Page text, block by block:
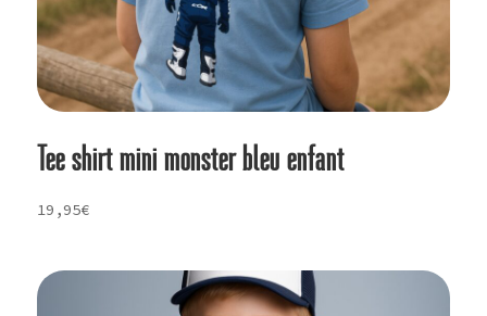
Tee shirt mini monster bleu enfant
19,95€